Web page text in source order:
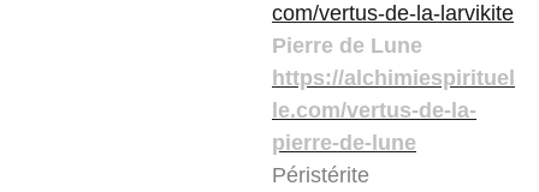
com/vertus-de-la-larvikite
Pierre de Lune
https://alchimiespirituel
le.com/vertus-de-la-
pierre-de-lune
Péristérite